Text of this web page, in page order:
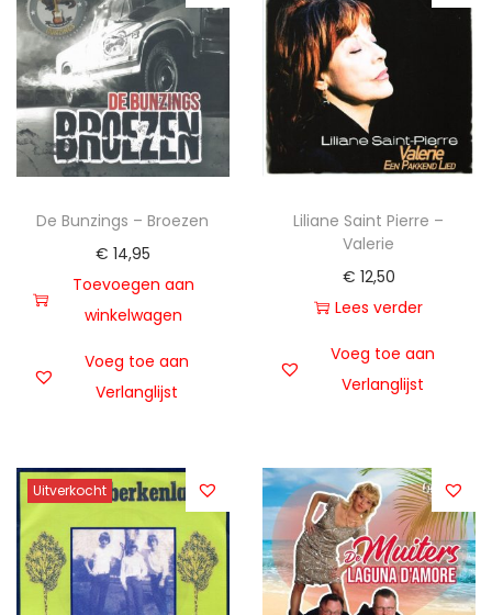
De Bunzings – Broezen
€ 14,95
Toevoegen aan
winkelwagen
Voeg toe aan
Verlanglijst
Liliane Saint Pierre –
Valerie
€ 12,50
Lees verder
Voeg toe aan
Verlanglijst
Uitverkocht